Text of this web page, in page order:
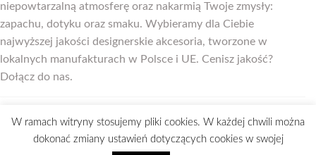
niepowtarzalną atmosferę oraz nakarmią Twoje zmysły:
zapachu, dotyku oraz smaku. Wybieramy dla Ciebie
najwyższej jakości designerskie akcesoria, tworzone w
lokalnych manufakturach w Polsce i UE. Cenisz jakość?
Dołącz do nas.
SPOTKAJMY SIĘ W DOMU.
W ramach witryny stosujemy pliki cookies. W każdej chwili można
dokonać zmiany ustawień dotyczących cookies w swojej